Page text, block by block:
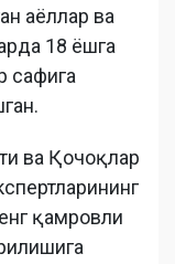
аёллар ва
18 ёшга
сафига
ва Қочоқлар
қамровли